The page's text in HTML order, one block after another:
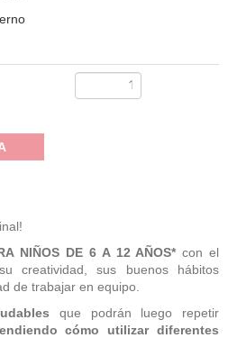
NIÑOS DE 6 A 12 AÑOS*con el
creatividad, sus buenos hábitos
de trabajar en equipo.
que podrán luego repetir
cómo utilizar diferentes